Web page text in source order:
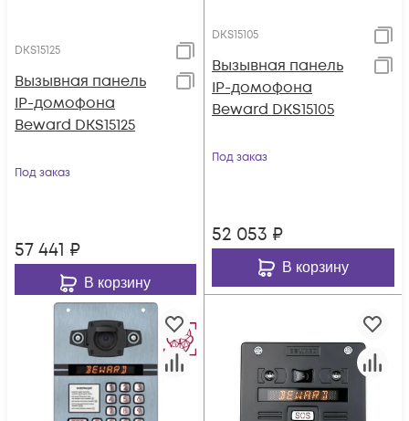
DKS15125
Вызывная панель
IP-домофона
Beward DKS15125
Под заказ
57 441 ₽
В корзину
DKS15105
Вызывная панель
IP-домофона
Beward DKS15105
Под заказ
52 053 ₽
В корзину